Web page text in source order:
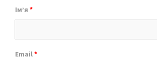
Ім’я *
Email*